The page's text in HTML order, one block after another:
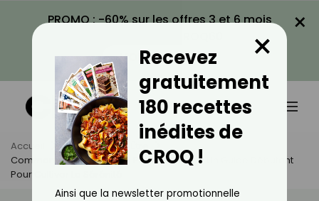
PROMO : -60% sur les offres 3 et 6 mois
VOIR LA PROMO
×
Accueil Actus
Bien-Être
Comment Méditer Pour La Première Fois ? Un Guide Débutant
Pour Cultiver La Sérénité
Recevez
gratuitement
180 recettes
inédites de
CROQ !
×
Ainsi que la newsletter promotionnelle